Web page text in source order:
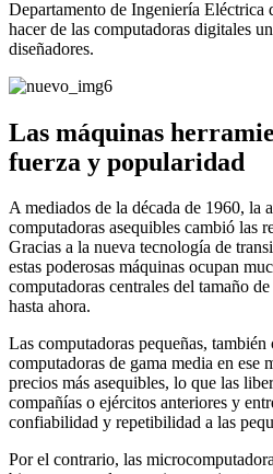
Departamento de Ingeniería Eléctrica
hacer de las computadoras digitales
diseñadores.
Las máquinas
fuerza y ​​popularidad
A mediados de la década de 1960, la
computadoras asequibles cambió las
Gracias a la nueva tecnología de
estas poderosas máquinas ocupan
computadoras centrales del tamaño
hasta ahora.
Las computadoras pequeñas,
computadoras de gama media en ese
precios más asequibles, lo que las
compañías o ejércitos anteriores y
confiabilidad y repetibilidad a las
Por el contrario, las